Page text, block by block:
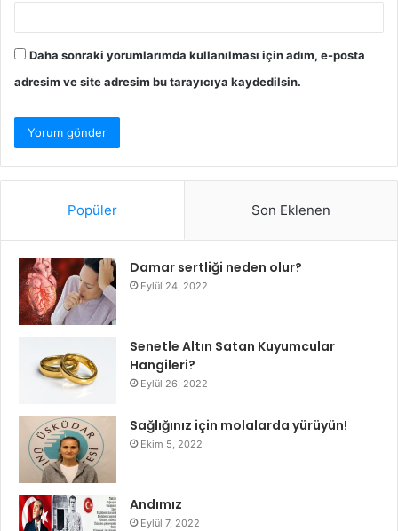
Daha sonraki yorumlarımda kullanılması için adım, e-posta
adresim ve site adresim bu tarayıcıya kaydedilsin.
Popüler Son Eklenen
Damar sertliği neden olur?
Eylül 24, 2022
Senetle Altın Satan Kuyumcular
Hangileri?
Eylül 26, 2022
Sağlığınız için molalarda yürüyün!
Ekim 5, 2022
Andımız
Eylül 7, 2022